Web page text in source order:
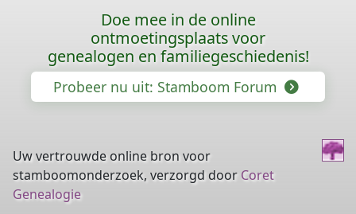
Doe mee in de online
ontmoetingsplaats voor
genealogen en familiegeschiedenis!
Probeer nu uit: Stamboom Forum
Uw vertrouwde online bron voor
stamboomonderzoek, verzorgd door Coret
Genealogie